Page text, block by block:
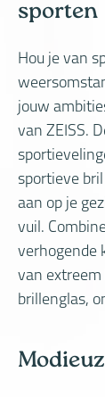
sporten
Hou je van
jouw
van ZEISS.
sportieve
aan op je
vuil.
verhogende
van
brillenglas,